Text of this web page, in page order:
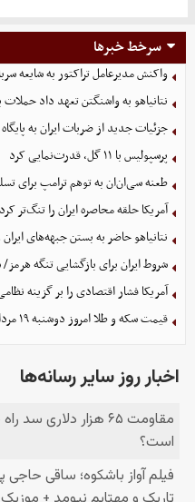
سرخط خبرها
واکنش مدیرعامل تراکتور به شایعه
نتانیاهو به واشنگتن تعهد داد
جزئیات جدید از ضربات ایران به
پرسپولیس با ۱۱ گل، قدرت‌نمایی کرد
طعنه سی‌ان‌ان به توهم ترامپ برای
آمریکا حلقه محاصره ایران را تنگ‌تر کرد
نتانیاهو حاضر به بستن جبهه‌های
شروط ایران برای بازگشایی تنگه
آمریکا فشار اقتصادی را بر گزینه
قیمت سکه و طلا امروز دوشنبه ۱۹ مرداد ۱۴۰۵